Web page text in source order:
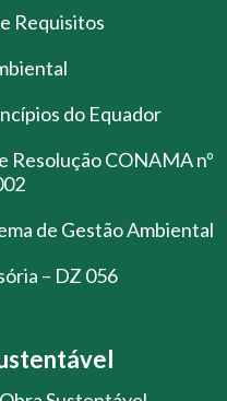
Requisitos
do Equador
CONAMA nº
de Gestão Ambiental
– DZ 056